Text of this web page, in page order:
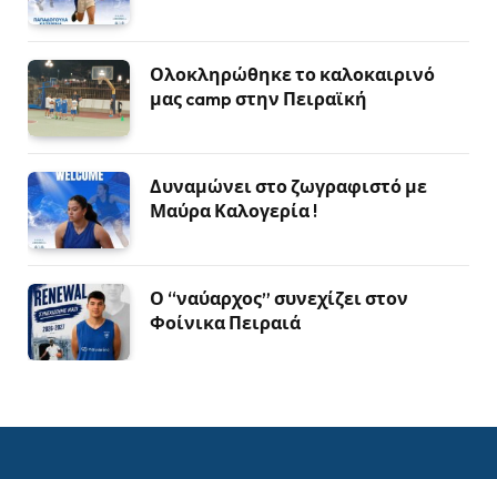
Ολοκληρώθηκε το καλοκαιρινό
μας camp στην Πειραϊκή
Δυναμώνει στο ζωγραφιστό με
Μαύρα Καλογερία !
Ο “ναύαρχος” συνεχίζει στον
Φοίνικα Πειραιά